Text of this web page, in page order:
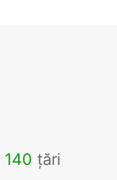
140 țări